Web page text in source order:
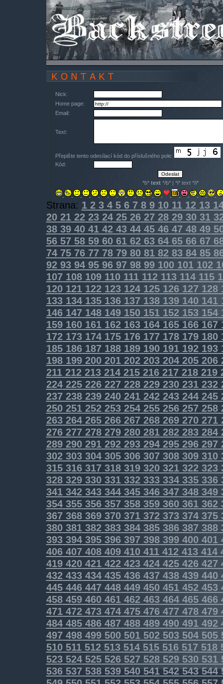
Nick:
Home page:
Email:
Text:
Přepište tento odesílací kód do příslušného pole:
Kód:
*b* text*/b* | *i* text*/i*
Strana: 12345678910111213
202122232425262728293031
383940414243444546474849
565758596061626364656667
747576777879808182838485
9293949596979899100101102
107108109110111112113114115
120121122123124125126127 128
133134135136137138139140 141
146147148149150151152153154
159160161162163164165166167
172173174175176177178179180
185186187188189190191192193
198199200201202203204205206
211212213214215216217218219
224225226227228229230231232
237238239240241242243244245
250251252253254255256257258
263264265266267268269270271
276277278279280281282283284
289290291292293294295296297
302303304305306307308309310
315316317318319320321322323
328329330331332333334335336
341342343344345346347348349
354355356357358359360361362
367368369370371372373374375
380381382383384385386387 388
393394395396397398399400401
406407408409410411412413414
419420421422423424425426427
432433434435436437438439440
445446447448449450451452453
458459460461462463464465466
471472473474475476477 478479
484485486487 488489490491492
497498499500501502503504505
510511512513514515516517 518
523524525526527 528529530 531
536537538539540541542543544